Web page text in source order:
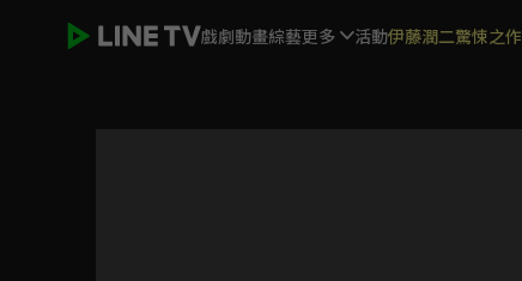
戲劇動畫綜藝更多 活動伊藤潤二驚悚之作